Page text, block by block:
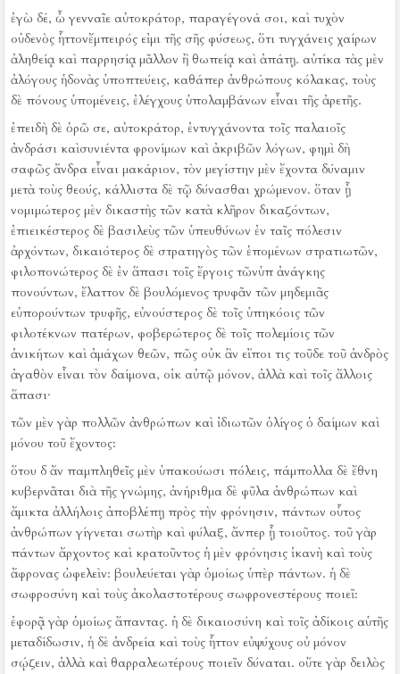
ἐγὼ δέ, ὦ γενναῖε αὐτοκράτορ, παραγέγονά σοι, καὶ τυχὸν
οὐδενὸς ἧττονἔμπειρός εἰμι τῆς σῆς φύσεως, ὅτι τυγχάνεις χαίρων
ἀληθείᾳ καὶ παρρησίᾳ μᾶλλον ἢ θωπείᾳ καὶ ἀπάτῃ. αὐτίκα τὰς μὲν
ἀλόγους ἡδονὰς ὑποπτεύεις, καθάπερ ἀνθρώπους κόλακας, τοὺς
δὲ πόνους ὑπομένεις, ἐλέγχους ὑπολαμβάνων εἶναι τῆς ἀρετῆς.
ἐπειδὴ δὲ ὁρῶ σε, αὐτοκράτορ, ἐντυγχάνοντα τοῖς παλαιοῖς
ἀνδράσι καὶσυνιέντα φρονίμων καὶ ἀκριβῶν λόγων, φημὶ δὴ
σαφῶς ἄνδρα εἶναι μακάριον, τὸν μεγίστην μὲν ἔχοντα δύναμιν
μετὰ τοὺς θεούς, κάλλιστα δὲ τῷ δύνασθαι χρώμενον. ὅταν ᾖ
νομιμώτερος μὲν δικαστὴς τῶν κατὰ κλῆρον δικαζόντων,
ἐπιεικέστερος δὲ βασιλεὺς τῶν ὑπευθύνων ἐν ταῖς πόλεσιν
ἀρχόντων, δικαιότερος δὲ στρατηγὸς τῶν ἑπομένων στρατιωτῶν,
φιλοπονώτερος δὲ ἐν ἅπασι τοῖς ἔργοις τῶνὑπ ἀνάγκης
πονούντων, ἔλαττον δὲ βουλόμενος τρυφᾶν τῶν μηδεμιᾶς
εὐπορούντων τρυφῆς, εὐνούστερος δὲ τοῖς ὑπηκόοις τῶν
φιλοτέκνων πατέρων, φοβερώτερος δὲ τοῖς πολεμίοις τῶν
ἀνικήτων καὶ ἀμάχων θεῶν, πῶς οὐκ ἂν εἴποι τις τοῦδε τοῦ ἀνδρὸς
ἀγαθὸν εἶναι τὸν δαίμονα, οἰκ αὐτῷ μόνον, ἀλλὰ καὶ τοῖς ἄλλοις
ἅπασι·
τῶν μὲν γὰρ πολλῶν ἀνθρώπων καὶ ἰδιωτῶν ὀλίγος ὁ δαίμων καὶ
μόνου τοῦ ἔχοντος:
ὅτου δ ἄν παμπληθεῖς μὲν ὑπακούωσι πόλεις, πάμπολλα δὲ ἔθνη
κυβερνᾶται διὰ τῆς γνώμης, ἀνήριθμα δὲ φῦλα ἀνθρώπων καὶ
ἄμικτα ἀλλήλοις ἀποβλέπῃ πρὸς τὴν φρόνησιν, πάντων οὗτος
ἀνθρώπων γίγνεται σωτὴρ καὶ φύλαξ, ἄνπερ ᾖ τοιοῦτος. τοῦ γὰρ
πάντων ἄρχοντος καὶ κρατοῦντος ἡ μὲν φρόνησις ἱκανὴ καὶ τοὺς
ἄφρονας ὠφελεὶν: βουλεύεται γὰρ ὁμοίως ὑπὲρ πάντων. ἡ δὲ
σωφροσύνη καὶ τοὺς ἀκολαστοτέρους σωφρονεστέρους ποιεῖ:
ἐφορᾷ γὰρ ὁμοίως ἅπαντας. ἡ δὲ δικαιοσύνη καὶ τοῖς ἀδίκοις αὑτῆς
μεταδίδωσιν, ἡ δὲ ἀνδρεία καὶ τοὺς ἧττον εὐψύχους οὐ μόνον
σῴζειν, ἀλλὰ καὶ θαρραλεωτέρους ποιεῖν δύναται. οὔτε γὰρ δειλὸς